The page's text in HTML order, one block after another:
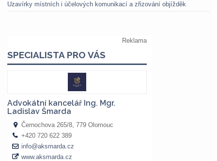
Uzavírky místních i účelových komunikací a zřizování objížděk